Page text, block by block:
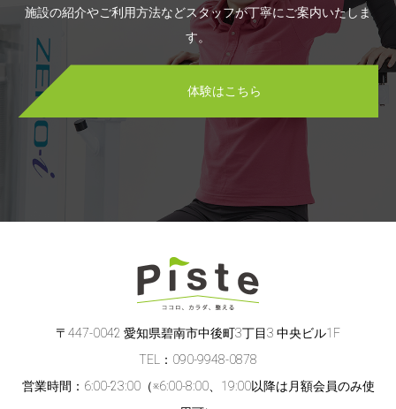
施設の紹介やご利用方法などスタッフが丁寧にご案内いたしま
す。
体験はこちら
〒447-0042 愛知県碧南市中後町3丁目3 中央ビル1F
TEL：090-9948-0878
営業時間：6:00-23:00（※6:00-8:00、19:00以降は月額会員のみ使